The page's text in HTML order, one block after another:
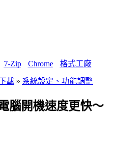
7-Zip Chrome 格式工廠
載 » 系統設定、功能調整
腦開機速度更快～